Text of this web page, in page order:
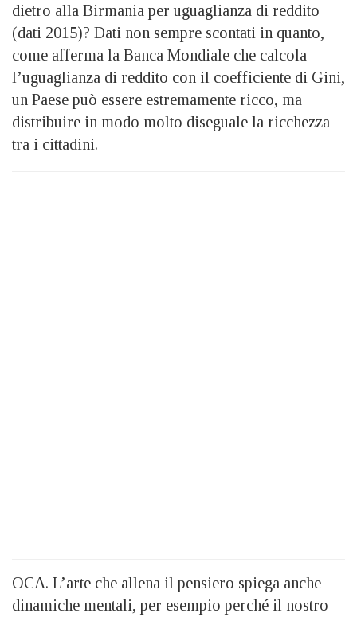
dietro alla Birmania per uguaglianza di reddito
(dati 2015)? Dati non sempre scontati in quanto,
come afferma la Banca Mondiale che calcola
l’uguaglianza di reddito con il coefficiente di Gini,
un Paese può essere estremamente ricco, ma
distribuire in modo molto diseguale la ricchezza
tra i cittadini.
OCA. L’arte che allena il pensiero spiega anche
dinamiche mentali, per esempio perché il nostro